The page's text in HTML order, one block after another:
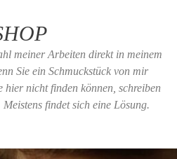
meiner Arbeiten direkt in meinem
Sie ein Schmuckstück von mir
hier nicht finden können, schreiben
findet sich eine Lösung.